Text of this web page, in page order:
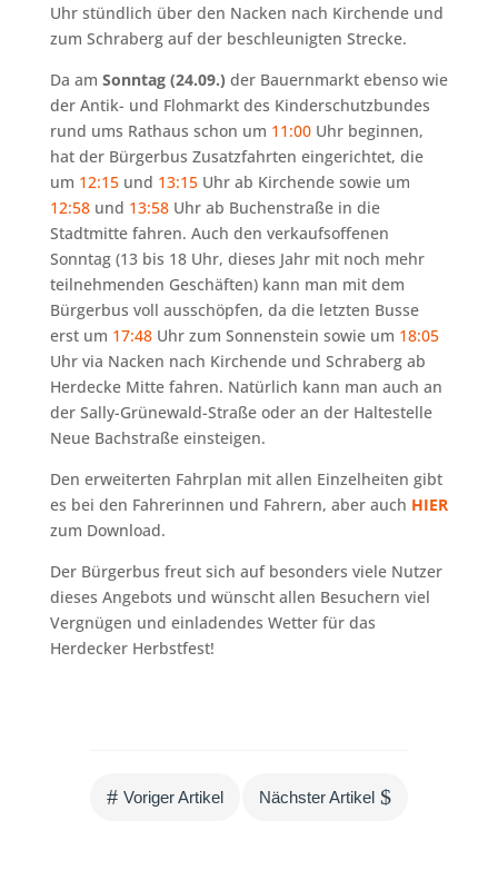
Uhr stündlich über den Nacken nach Kirchende und
zum Schraberg auf der beschleunigten Strecke.
Da am Sonntag (24.09.) der Bauernmarkt ebenso wie
der Antik- und Flohmarkt des Kinderschutzbundes
rund ums Rathaus schon um 11:00 Uhr beginnen,
hat der Bürgerbus Zusatzfahrten eingerichtet, die
um 12:15 und 13:15 Uhr ab Kirchende sowie um
12:58 und 13:58 Uhr ab Buchenstraße in die
Stadtmitte fahren. Auch den verkaufsoffenen
Sonntag (13 bis 18 Uhr, dieses Jahr mit noch mehr
teilnehmenden Geschäften) kann man mit dem
Bürgerbus voll ausschöpfen, da die letzten Busse
erst um 17:48 Uhr zum Sonnenstein sowie um 18:05
Uhr via Nacken nach Kirchende und Schraberg ab
Herdecke Mitte fahren. Natürlich kann man auch an
der Sally-Grünewald-Straße oder an der Haltestelle
Neue Bachstraße einsteigen.
Den erweiterten Fahrplan mit allen Einzelheiten gibt
es bei den Fahrerinnen und Fahrern, aber auch HIER
zum Download.
Der Bürgerbus freut sich auf besonders viele Nutzer
dieses Angebots und wünscht allen Besuchern viel
Vergnügen und einladendes Wetter für das
Herdecker Herbstfest!
# Voriger Artikel Nächster Artikel $